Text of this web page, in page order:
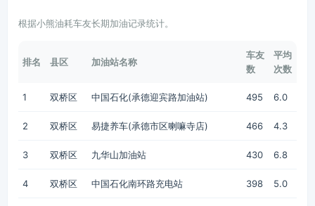
根据小熊油耗车友长期加油记录统计。
排名 县区 加油站名称
车友
数
平均
次数
1 双桥区 中国石化(承德迎宾路加油站) 495 6.0
2 双桥区 易捷养车(承德市区喇嘛寺店) 466 4.3
3 双桥区 九华山加油站 430 6.8
4 双桥区 中国石化南环路充电站 398 5.0